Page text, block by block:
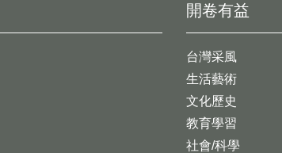
開卷有益
台灣采風
生活藝術
文化歷史
教育學習
社會/科學